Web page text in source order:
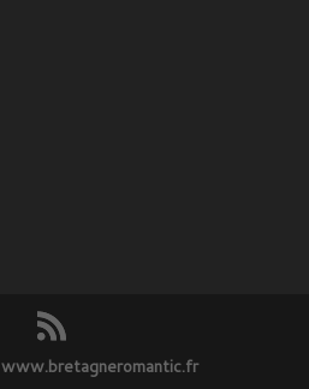
www.bretagneromantic.fr